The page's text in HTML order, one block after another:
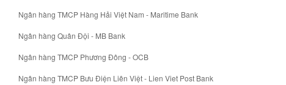
Ngân hàng TMCP Hàng Hải Việt Nam - Maritime Bank
Ngân hàng Quân Đội - MB Bank
Ngân hàng TMCP Phương Đông - OCB
Ngân hàng TMCP Bưu Điện Liên Việt - Lien Viet Post Bank